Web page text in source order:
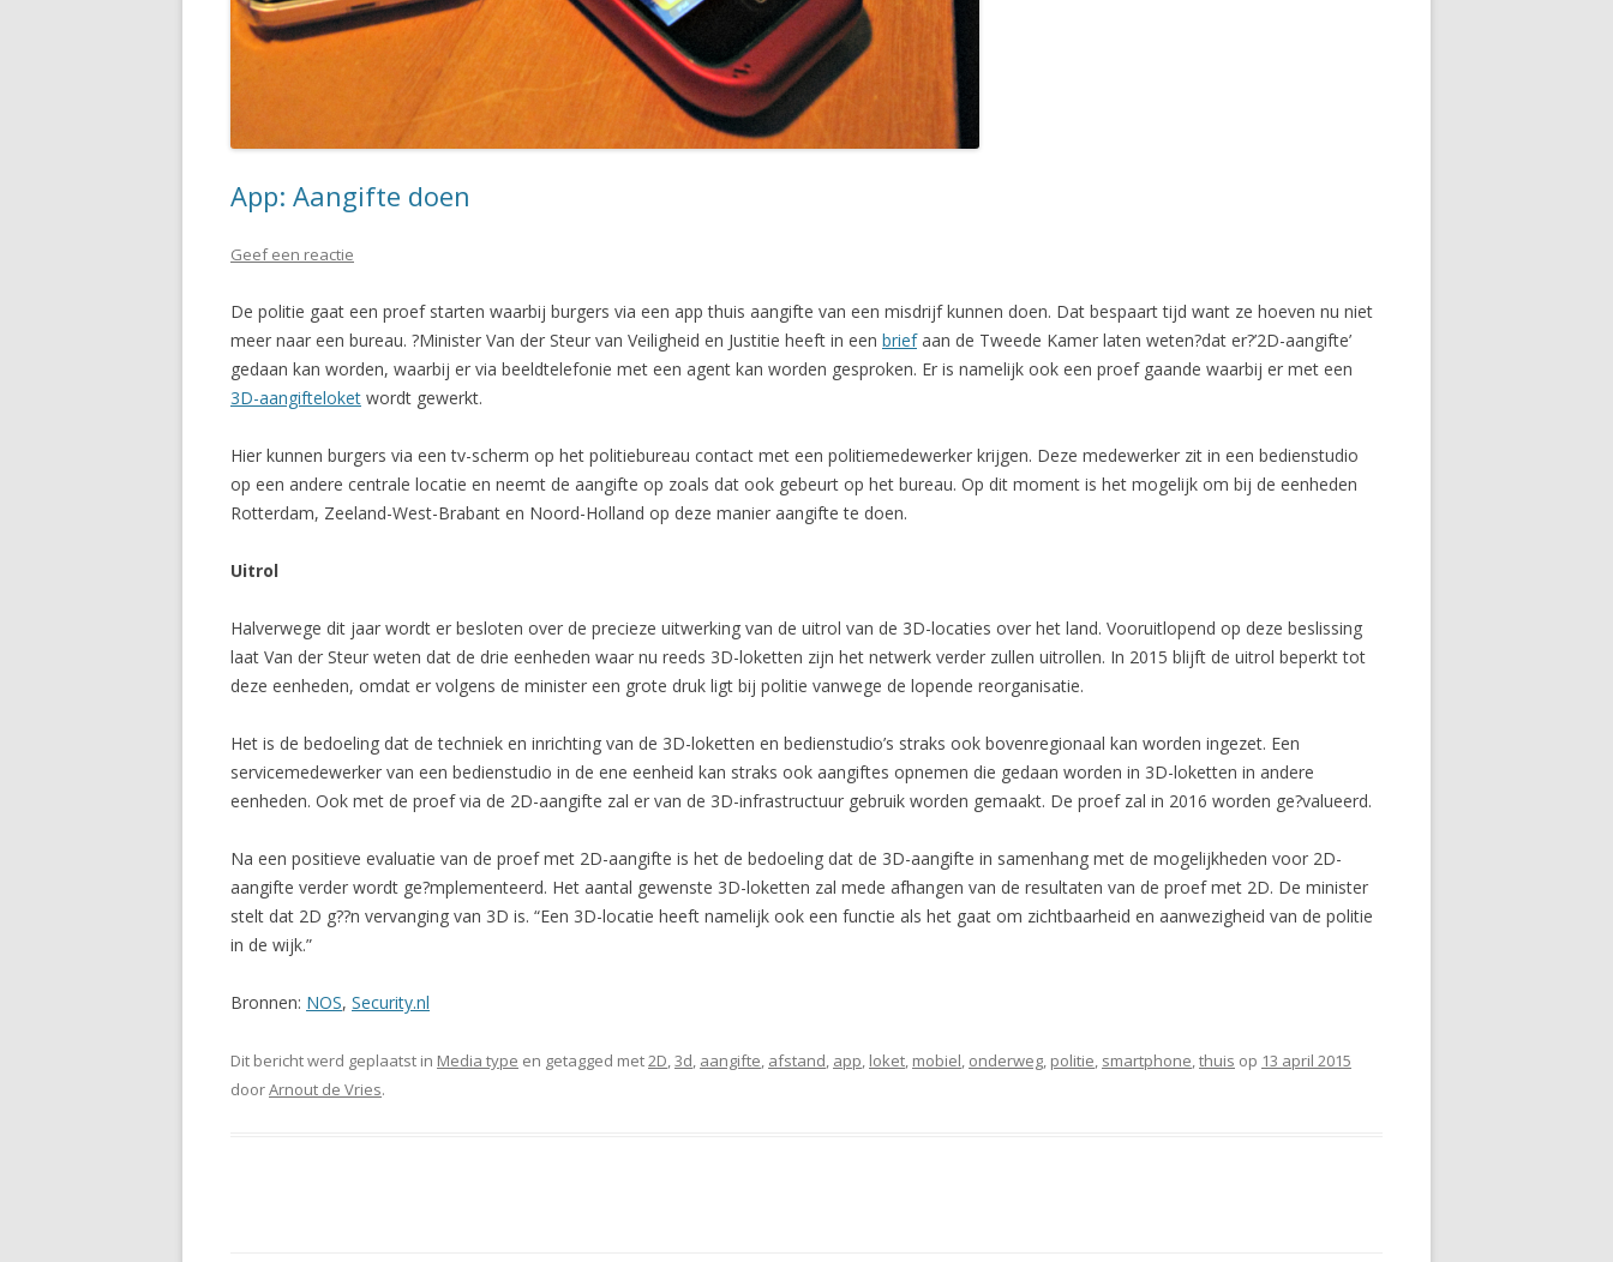
App: Aangifte doen
Geef een reactie
De politie gaat een proef starten waarbij burgers via een app thuis aangifte van een misdrijf kunnen doen. Dat bespaart tijd want ze hoeven nu niet
meer naar een bureau. ?Minister Van der Steur van Veiligheid en Justitie heeft in een briefaan de Tweede Kamer laten weten?dat er?’2D-aangifte’
gedaan kan worden, waarbij er via beeldtelefonie met een agent kan worden gesproken. Er is namelijk ook een proef gaande waarbij er met een
3D-aangifteloket wordt gewerkt.
Hier kunnen burgers via een tv-scherm op het politiebureau contact met een politiemedewerker krijgen. Deze medewerker zit in een bedienstudio
op een andere centrale locatie en neemt de aangifte op zoals dat ook gebeurt op het bureau. Op dit moment is het mogelijk om bij de eenheden
Rotterdam, Zeeland-West-Brabant en Noord-Holland op deze manier aangifte te doen.
Uitrol
Halverwege dit jaar wordt er besloten over de precieze uitwerking van de uitrol van de 3D-locaties over het land. Vooruitlopend op deze beslissing
laat Van der Steur weten dat de drie eenheden waar nu reeds 3D-loketten zijn het netwerk verder zullen uitrollen. In 2015 blijft de uitrol beperkt tot
deze eenheden, omdat er volgens de minister een grote druk ligt bij politie vanwege de lopende reorganisatie.
Het is de bedoeling dat de techniek en inrichting van de 3D-loketten en bedienstudio’s straks ook bovenregionaal kan worden ingezet. Een
servicemedewerker van een bedienstudio in de ene eenheid kan straks ook aangiftes opnemen die gedaan worden in 3D-loketten in andere
eenheden. Ook met de proef via de 2D-aangifte zal er van de 3D-infrastructuur gebruik worden gemaakt. De proef zal in 2016 worden ge?valueerd.
Na een positieve evaluatie van de proef met 2D-aangifte is het de bedoeling dat de 3D-aangifte in samenhang met de mogelijkheden voor 2D-
aangifte verder wordt ge?mplementeerd. Het aantal gewenste 3D-loketten zal mede afhangen van de resultaten van de proef met 2D. De minister
stelt dat 2D g??n vervanging van 3D is. “Een 3D-locatie heeft namelijk ook een functie als het gaat om zichtbaarheid en aanwezigheid van de politie
in de wijk.”
Bronnen: NOS, Security.nl
Dit bericht werd geplaatst in Media type en getagged met2D,3d, aangifte, afstand, app, loket, mobiel, onderweg, politie, smartphone,thuis op 13 april 2015
doorArnout de Vries.